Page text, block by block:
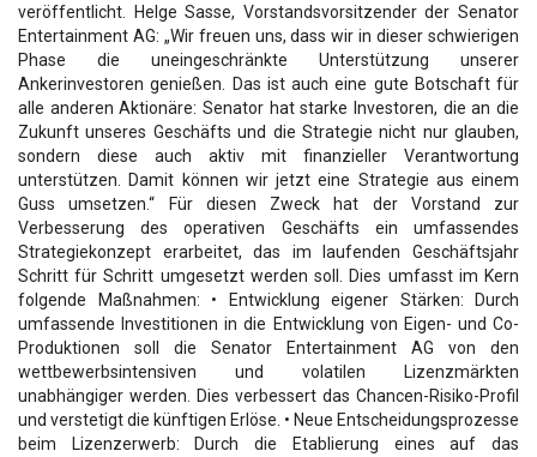
veröffentlicht. Helge Sasse, Vorstandsvorsitzender der Senator
Entertainment AG: „Wir freuen uns, dass wir in dieser schwierigen
Phase die uneingeschränkte Unterstützung unserer
Ankerinvestoren genießen. Das ist auch eine gute Botschaft für
alle anderen Aktionäre: Senator hat starke Investoren, die an die
Zukunft unseres Geschäfts und die Strategie nicht nur glauben,
sondern diese auch aktiv mit finanzieller Verantwortung
unterstützen. Damit können wir jetzt eine Strategie aus einem
Guss umsetzen.“ Für diesen Zweck hat der Vorstand zur
Verbesserung des operativen Geschäfts ein umfassendes
Strategiekonzept erarbeitet, das im laufenden Geschäftsjahr
Schritt für Schritt umgesetzt werden soll. Dies umfasst im Kern
folgende Maßnahmen: • Entwicklung eigener Stärken: Durch
umfassende Investitionen in die Entwicklung von Eigen- und Co-
Produktionen soll die Senator Entertainment AG von den
wettbewerbsintensiven und volatilen Lizenzmärkten
unabhängiger werden. Dies verbessert das Chancen-Risiko-Profil
und verstetigt die künftigen Erlöse. • Neue Entscheidungsprozesse
beim Lizenzerwerb: Durch die Etablierung eines auf das